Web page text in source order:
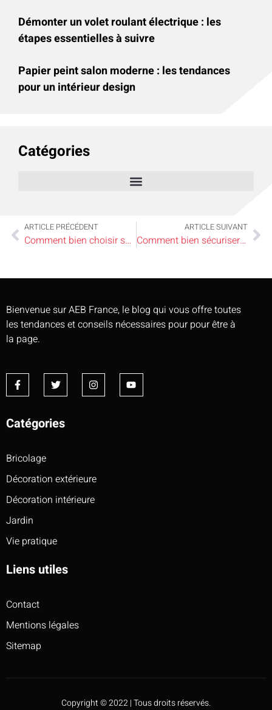
Démonter un volet roulant électrique : les
étapes essentielles à suivre
Papier peint salon moderne : les tendances
pour un intérieur design
Catégories
ARTICLE PRÉCÉDENT
Comment bien choisir sa climatisation pour un intérieur confortable
ARTICLE SUIVANT
Comment bien sécuriser son appartement à Paris sans transformer son logement en bunker
Bienvenue sur AEB France, le blog qui vous offre toutes
les tendances et conseils nécessaires pour pour être à
la page.
Catégories
Bricolage
Décoration extérieure
Décoration intérieure
Jardin
Vie pratique
Liens utiles
Contact
Mentions légales
Sitemap
Copyright © 2022 | Tous droits réservés.